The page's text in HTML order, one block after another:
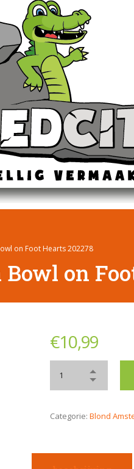
on Foot Hearts 202278
on
€10,99
Categorie: Blond